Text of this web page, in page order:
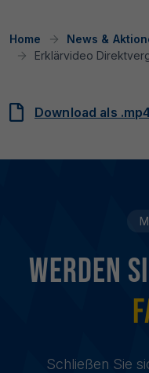
Home News &
Erklärvideo
Download als
Werden
Schließen Sie